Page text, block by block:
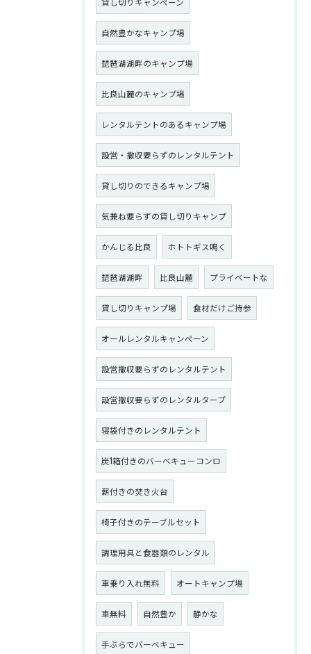
自然豊かなキャンプ場
琵琶湖湖畔のキャンプ場
比良山麓のキャンプ場
レンタルテントのあるキャンプ場
設営・撤収要らずのレンタルテント
貸し切りのできるキャンプ場
気兼ね要らずの貸し切りキャンプ
かんじる比良 ホトトギス鳴く
琵琶湖湖畔 比良山麓 プライベートな
貸し切りキャンプ場 食材だけご持参
オールレンタルキャンペーン
設営撤収要らずのレンタルテント
設営撤収要らずのレンタルタープ
寝袋付きのレンタルテント
炭1箱付きのバーベキューコンロ
薪付きの焚き火台
椅子付きのテーブルセット
調理用具と食器類のレンタル
車乗り入れ無料 オートキャンプ場
車無料 自然豊か 静かな
手ぶらでバーベキュー